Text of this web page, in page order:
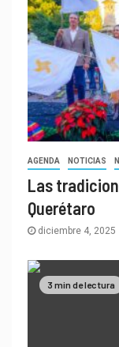
AGENDA NOTICIAS
Las
Querétaro
diciembre 4, 2025
3 min de lectura